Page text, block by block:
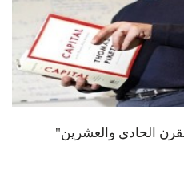
الحادي والعشرين"